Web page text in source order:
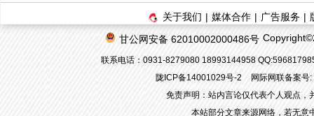
关于我们 | 媒体合作 | 广告服务 |
甘公网安备 62010002000486号
联系电话：0931-8279080 18993144958
陇ICP备14001029号-2
网际网联备案
免责声明：站内言论仅代表个人观点，
本站部分文章来源网络，若无意